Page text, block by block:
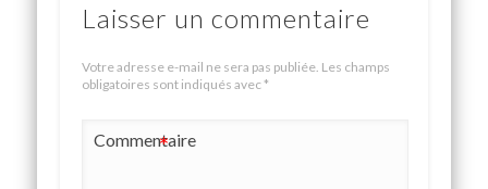
Laisser un commentaire
Votre adresse e-mail ne sera pas publiée. Les champs
obligatoires sont indiqués avec*
Commentaire
*